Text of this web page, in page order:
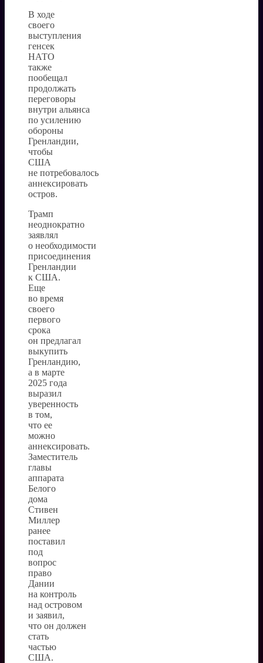
В ходе
своего
выступления
генсек
НАТО
также
пообещал
продолжать
переговоры
внутри альянса
по усилению
обороны
Гренландии,
чтобы
США
не потребовалось
аннексировать
остров.
Трамп
неоднократно
заявлял
о необходимости
присоединения
Гренландии
к США.
Еще
во время
своего
первого
срока
он предлагал
выкупить
Гренландию,
а в марте
2025 года
выразил
уверенность
в том,
что ее
можно
аннексировать.
Заместитель
главы
аппарата
Белого
дома
Стивен
Миллер
ранее
поставил
под
вопрос
право
Дании
на контроль
над островом
и заявил,
что он должен
стать
частью
США.